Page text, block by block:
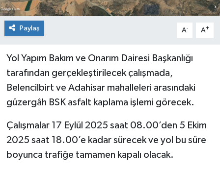
Paylaş A- A+
Yol Yapım Bakım ve Onarım Dairesi Başkanlığı
tarafından gerçekleştirilecek çalışmada,
Belencilbirt ve Adahisar mahalleleri arasındaki
güzergâh BSK asfalt kaplama işlemi görecek.
Çalışmalar 17 Eylül 2025 saat 08.00’den 5 Ekim
2025 saat 18.00’e kadar sürecek ve yol bu süre
boyunca trafiğe tamamen kapalı olacak.